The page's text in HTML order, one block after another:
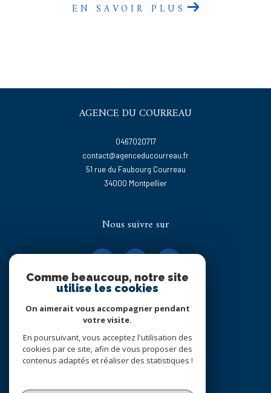
EN SAVOIR PLUS
AGENCE DU COURREAU
0467020717
contact@agenceducourreau.fr
51 rue du Faubourg Courreau
34000
montpellier
Nous suivre sur
Adhérents
Comme beaucoup, notre site
utilise les cookies
On aimerait vous accompagner pendant
votre visite.
En poursuivant, vous acceptez l'utilisation des
cookies par ce site, afin de vous proposer des
contenus adaptés et réaliser des statistiques !